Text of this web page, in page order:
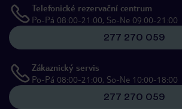
Telefonické rezervační centrum
Po-Pá 08:00-21:00, So-Ne 09:00-21:00
277 270 059
Zákaznický servis
Po-Pá 08:00-21:00, So-Ne 10:00-18:00
277 270 059